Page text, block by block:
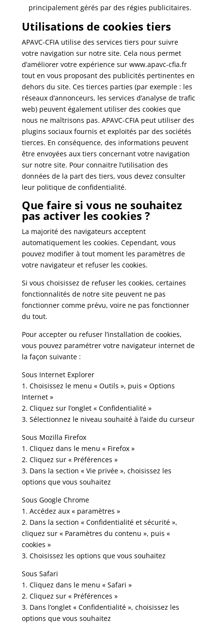
principalement gérés par des régies publicitaires.
Utilisations de cookies tiers
APAVC-CFIA utilise des services tiers pour suivre
votre navigation sur notre site. Cela nous permet
d’améliorer votre expérience sur www.apavc-cfia.fr
tout en vous proposant des publicités pertinentes en
dehors du site. Ces tierces parties (par exemple : les
réseaux d’annonceurs, les services d’analyse de trafic
web) peuvent également utiliser des cookies que
nous ne maîtrisons pas. APAVC-CFIA peut utiliser des
plugins sociaux fournis et exploités par des sociétés
tierces. En conséquence, des informations peuvent
être envoyées aux tiers concernant votre navigation
sur notre site. Pour connaitre l’utilisation des
données de la part des tiers, vous devez consulter
leur politique de confidentialité.
Que faire si vous ne souhaitez
pas activer les cookies ?
La majorité des navigateurs acceptent
automatiquement les cookies. Cependant, vous
pouvez modifier à tout moment les paramètres de
votre navigateur et refuser les cookies.
Si vous choisissez de refuser les cookies, certaines
fonctionnalités de notre site peuvent ne pas
fonctionner comme prévu, voire ne pas fonctionner
du tout.
Pour accepter ou refuser l’installation de cookies,
vous pouvez paramétrer votre navigateur internet de
la façon suivante :
Sous Internet Explorer
1. Choisissez le menu « Outils », puis « Options
Internet »
2. Cliquez sur l’onglet « Confidentialité »
3. Sélectionnez le niveau souhaité à l’aide du curseur
Sous Mozilla Firefox
1. Cliquez dans le menu « Firefox »
2. Cliquez sur « Préférences »
3. Dans la section « Vie privée », choisissez les
options que vous souhaitez
Sous Google Chrome
1. Accédez aux « paramètres »
2. Dans la section « Confidentialité et sécurité »,
cliquez sur « Paramètres du contenu », puis «
cookies »
3. Choisissez les options que vous souhaitez
Sous Safari
1. Cliquez dans le menu « Safari »
2. Cliquez sur « Préférences »
3. Dans l’onglet « Confidentialité », choisissez les
options que vous souhaitez